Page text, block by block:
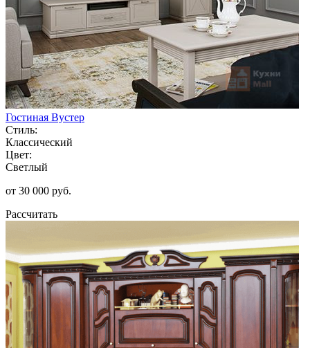
Гостиная Вустер
Стиль:
Классический
Цвет:
Светлый
от 30 000 руб.
Рассчитать